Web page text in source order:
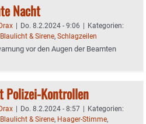
Nacht
| Do. 8.2.2024 - 9:06 | Kategorien:
Blaulicht & Sirene, Schlagzeilen
vor den Augen der Beamten
Polizei-Kontrollen
| Do. 8.2.2024 - 8:57 | Kategorien:
Blaulicht & Sirene, Haager-Stimme,